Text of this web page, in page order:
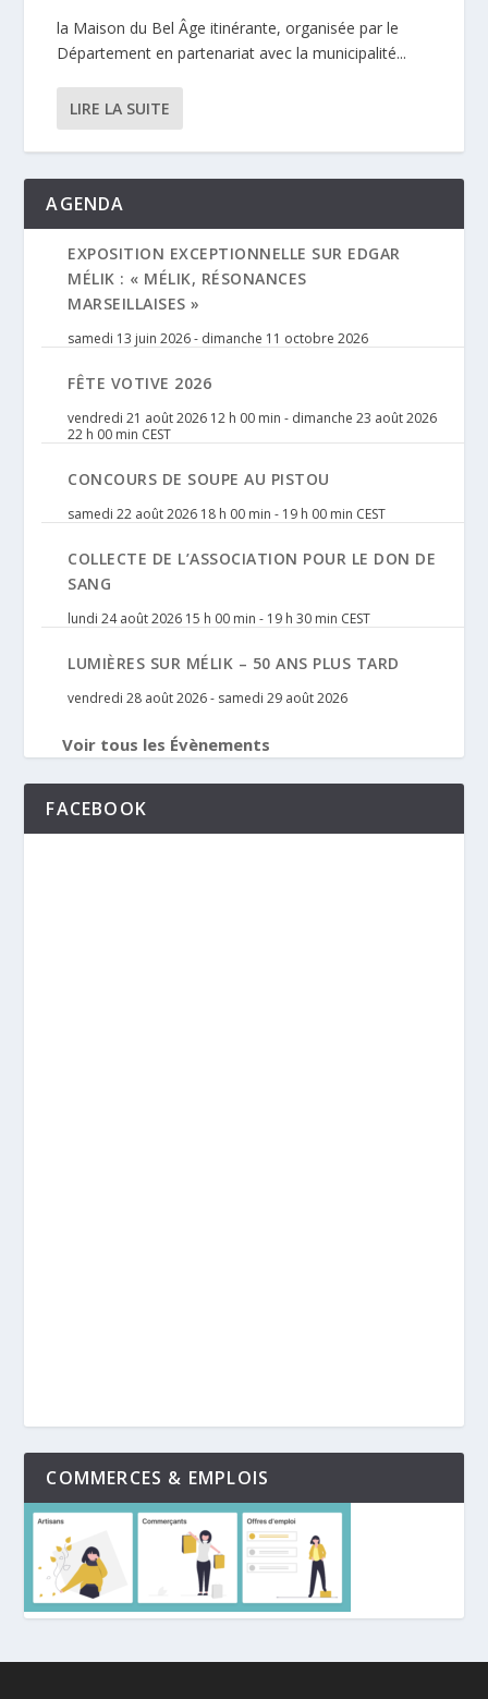
la Maison du Bel Âge itinérante, organisée par le
Département en partenariat avec la municipalité...
LIRE LA SUITE
AGENDA
EXPOSITION EXCEPTIONNELLE SUR EDGAR
MÉLIK : « MÉLIK, RÉSONANCES
MARSEILLAISES »
samedi 13 juin 2026- dimanche 11 octobre 2026
FÊTE VOTIVE 2026
vendredi 21 août 2026 12 h 00 min - dimanche 23 août 2026
22 h 00 min CEST
CONCOURS DE SOUPE AU PISTOU
samedi 22 août 2026 18 h 00 min - 19 h 00 min CEST
COLLECTE DE L’ASSOCIATION POUR LE DON DE
SANG
lundi 24 août 2026 15 h 00 min - 19 h 30 min CEST
LUMIÈRES SUR MÉLIK – 50 ANS PLUS TARD
vendredi 28 août 2026- samedi 29 août 2026
Voir tous les Évènements
FACEBOOK
COMMERCES & EMPLOIS